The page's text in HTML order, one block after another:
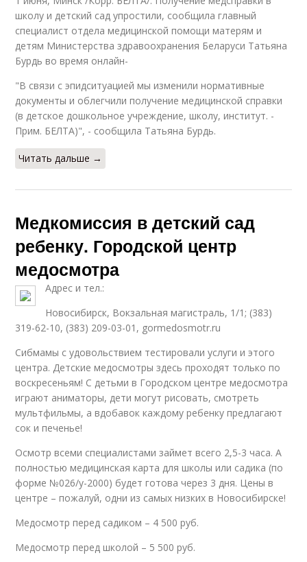
школу и детский сад упростили, сообщила главный
специалист отдела медицинской помощи матерям и
детям Министерства здравоохранения Беларуси Татьяна
Бурдь во время онлайн-
"В связи с эпидситуацией мы изменили нормативные
документы и облегчили получение медицинской справки
(в детское дошкольное учреждение, школу, институт. -
Прим. БЕЛТА)", - сообщила Татьяна Бурдь.
Читать дальше →
Медкомиссия в детский сад
ребенку. Городской центр
медосмотра
Адрес и тел.:
Новосибирск, Вокзальная магистраль, 1/1; (383)
319-62-10, (383) 209-03-01, gormedosmotr.ru
Сибмамы с удовольствием тестировали услуги и этого
центра. Детские медосмотры здесь проходят только по
воскресеньям! С детьми в Городском центре медосмотра
играют аниматоры, дети могут рисовать, смотреть
мультфильмы, а вдобавок каждому ребенку предлагают
сок и печенье!
Осмотр всеми специалистами займет всего 2,5-3 часа. А
полностью медицинская карта для школы или садика (по
форме №026/у-2000) будет готова через 3 дня. Цены в
центре – пожалуй, одни из самых низких в Новосибирске!
Медосмотр перед садиком – 4 500 руб.
Медосмотр перед школой – 5 500 руб.